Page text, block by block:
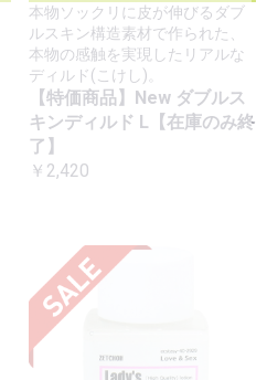
本物ソックリに皮が伸びるダブ
ルスキン構造素材で作られた、
本物の感触を実現したリアルな
ディルド(こけし)。
【特価商品】New ダブルス
キンディルド L【在庫のみ終
了】
￥2,420